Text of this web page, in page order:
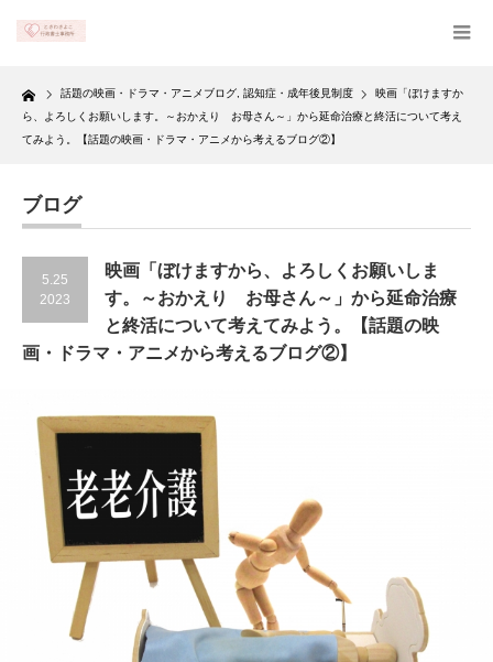
Home 話題の映画・ドラマ・アニメブログ 認知症・成年後見制度
映画「ぼけますか
ら、よろしくお願いします。～おかえり お母さん～」から延命治療と終活について考え
てみよう。【話題の映画・ドラマ・アニメから考えるブログ②】
ブログ
5.25
2023
映画「ぼけますから、よろしくお願いしま
す。～おかえり お母さん～」から延命治療
と終活について考えてみよう。【話題の映
画・ドラマ・アニメから考えるブログ②】